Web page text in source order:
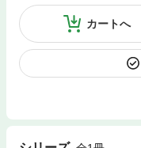
カートへ